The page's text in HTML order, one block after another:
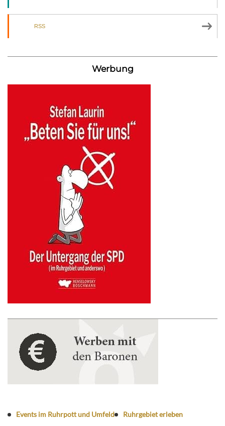
RSS
Werbung
Events im Ruhrpott und Umfeld Ruhrgebiet erleben